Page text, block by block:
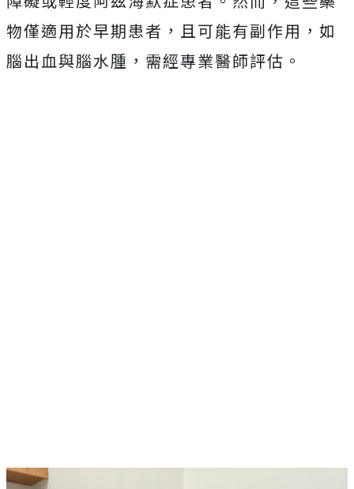
物僅適用於早期患者，且可能有副作用，如
腦出血與腦水腫，需經專業醫師評估。